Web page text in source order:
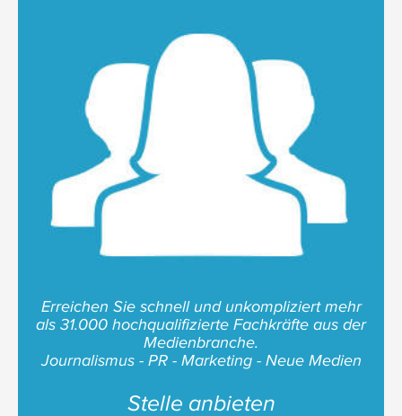
Erreichen Sie schnell und unkompliziert mehr
als 31.000 hochqualifizierte Fachkräfte aus der
Medienbranche.
Journalismus - PR - Marketing - Neue Medien
Stelle anbieten